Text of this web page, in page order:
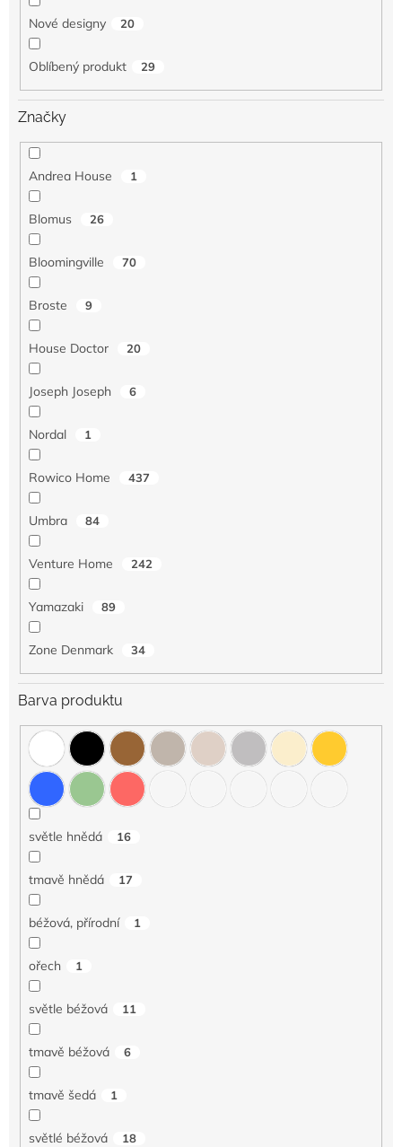
Nové designy 20
Oblíbený produkt 29
Značky
Andrea House 1
Blomus 26
Bloomingville 70
Broste 9
House Doctor 20
Joseph Joseph 6
Nordal 1
Rowico Home 437
Umbra 84
Venture Home 242
Yamazaki 89
Zone Denmark 34
Barva produktu
světle hnědá 16
tmavě hnědá 17
béžová, přírodní 1
ořech 1
světle béžová 11
tmavě béžová 6
tmavě šedá 1
světlé béžová 18